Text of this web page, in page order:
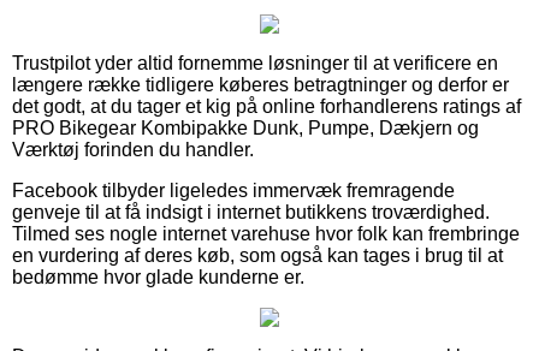
Trustpilot yder altid fornemme løsninger til at verificere en
længere række tidligere køberes betragtninger og derfor er
det godt, at du tager et kig på online forhandlerens ratings af
PRO Bikegear Kombipakke Dunk, Pumpe, Dækjern og
Værktøj forinden du handler.
Facebook tilbyder ligeledes immervæk fremragende
genveje til at få indsigt i internet butikkens troværdighed.
Tilmed ses nogle internet varehuse hvor folk kan frembringe
en vurdering af deres køb, som også kan tages i brug til at
bedømme hvor glade kunderne er.